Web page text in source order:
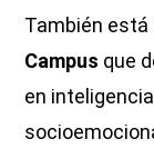
También está
Campus que
en